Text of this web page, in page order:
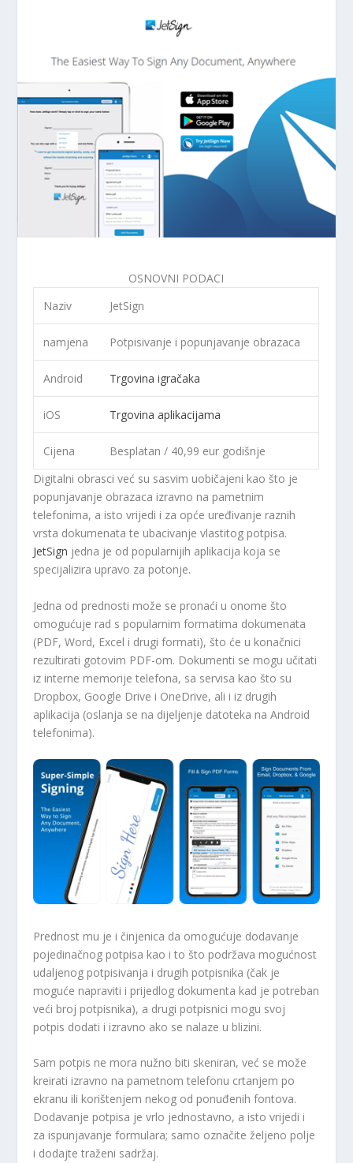
OSNOVNI PODACI
Naziv
JetSign
namjena Potpisivanje i popunjavanje obrazaca
Android Trgovina igračaka
iOS Trgovina aplikacijama
Cijena
Besplatan / 40,99 eur godišnje
Digitalni obrasci već su sasvim uobičajeni kao što je
popunjavanje obrazaca izravno na pametnim
telefonima, a isto vrijedi i za opće uređivanje raznih
vrsta dokumenata te ubacivanje vlastitog potpisa.
JetSign jedna je od popularnijih aplikacija koja se
specijalizira upravo za potonje.
Jedna od prednosti može se pronaći u onome što
omogućuje rad s popularnim formatima dokumenata
(PDF, Word, Excel i drugi formati), što će u konačnici
rezultirati gotovim PDF-om. Dokumenti se mogu učitati
iz interne memorije telefona, sa servisa kao što su
Dropbox, Google Drive i OneDrive, ali i iz drugih
aplikacija (oslanja se na dijeljenje datoteka na Android
telefonima).
Prednost mu je i činjenica da omogućuje dodavanje
pojedinačnog potpisa kao i to što podržava mogućnost
udaljenog potpisivanja i drugih potpisnika (čak je
moguće napraviti i prijedlog dokumenta kad je potreban
veći broj potpisnika), a drugi potpisnici mogu svoj
potpis dodati i izravno ako se nalaze u blizini.
Sam potpis ne mora nužno biti skeniran, već se može
kreirati izravno na pametnom telefonu crtanjem po
ekranu ili korištenjem nekog od ponuđenih fontova.
Dodavanje potpisa je vrlo jednostavno, a isto vrijedi i
za ispunjavanje formulara; samo označite željeno polje
i dodajte traženi sadržaj.